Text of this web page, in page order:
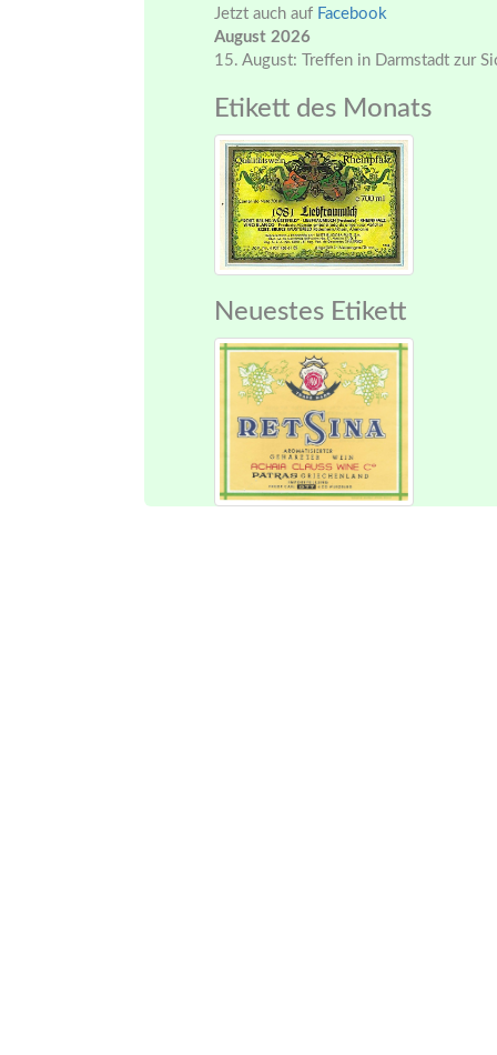
Jetzt auch auf Facebook
August 2026
15. August: Treffen in Darmstadt zur
Etikett des Monats
Neuestes Etikett